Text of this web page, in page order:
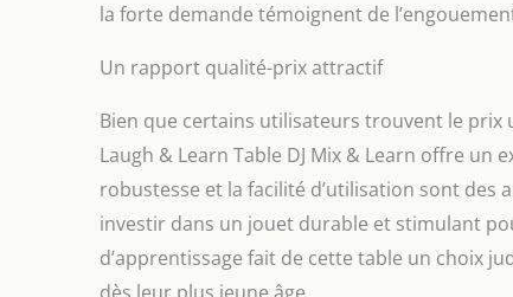
la forte demande témoignent de
Un rapport qualité-prix attractif
Bien que certains utilisateurs trouvent le prix
Laugh & Learn Table DJ Mix & Learn offre un
robustesse et la facilité d’utilisation sont
investir dans un jouet durable et stimulant
d’apprentissage fait de cette table un choix